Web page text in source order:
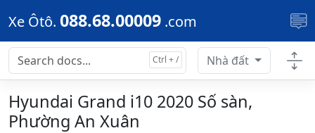
Skip to main content
Xe Ôtô. 088.68.00009 .com
Nhà đất
Hyundai Grand i10 2020 Số sàn,
Phường An Xuân